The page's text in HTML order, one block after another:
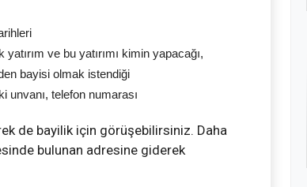
ve bu yatırımı kimin yapacağı,
bayisi olmak istendiği
unvanı, telefon numarası
de bayilik için görüşebilirsiniz. Daha
bulunan adresine giderek